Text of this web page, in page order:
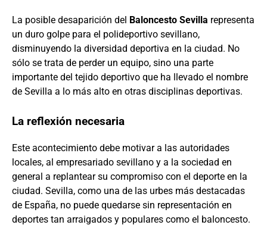
La posible desaparición del Baloncesto Sevilla representa
un duro golpe para el polideportivo sevillano,
disminuyendo la diversidad deportiva en la ciudad. No
sólo se trata de perder un equipo, sino una parte
importante del tejido deportivo que ha llevado el nombre
de Sevilla a lo más alto en otras disciplinas deportivas.
La reflexión necesaria
Este acontecimiento debe motivar a las autoridades
locales, al empresariado sevillano y a la sociedad en
general a replantear su compromiso con el deporte en la
ciudad. Sevilla, como una de las urbes más destacadas
de España, no puede quedarse sin representación en
deportes tan arraigados y populares como el baloncesto.